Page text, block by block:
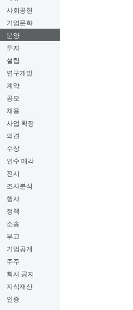
사회공헌
기업문화
분양
투자
설립
연구개발
계약
공모
채용
사업 확장
의견
수상
인수 매각
전시
조사분석
행사
정책
소송
부고
기업공개
주주
회사 공지
지식재산
인증